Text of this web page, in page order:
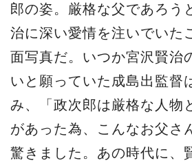
郎の姿。厳格な父であろう
治に深い愛情を注いでいた
面写真だ。いつか宮沢賢治
いと願っていた成島出監督
み、「政次郎は厳格な人物
があった為、こんなお父さ
驚きました。あの時代に、